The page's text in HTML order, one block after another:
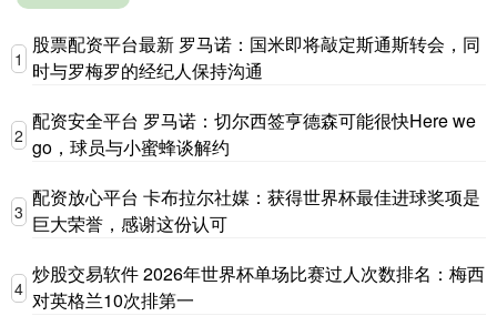
1
股票配资平台最新 罗马诺：国米即将敲定斯通斯转会，同
时与罗梅罗的经纪人保持沟通
2
配资安全平台 罗马诺：切尔西签亨德森可能很快Here we
go，球员与小蜜蜂谈解约
3
配资放心平台 卡布拉尔社媒：获得世界杯最佳进球奖项是
巨大荣誉，感谢这份认可
4
炒股交易软件 2026年世界杯单场比赛过人次数排名：梅西
对英格兰10次排第一